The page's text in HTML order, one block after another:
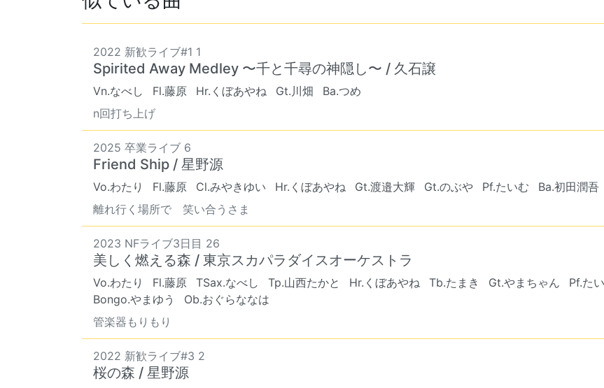
2022 新歓ライブ#1 1
Spirited Away Medley 〜千と千尋の神隠し〜 / 久石譲
Vn.なべし Fl.藤原 Hr.くぼあやね Gt.川畑
Ba.つめ
n回打ち上げ
2025 卒業ライブ 6
Friend Ship / 星野源
Vo.わたり Fl.藤原 Cl.みやきゆい Hr.くぼあやね Gt.渡邉大輝 Gt.のぶや Pf.たいむ Ba.初田潤吾
離れ行く場所で 笑い合うさま
2023 NFライブ3日目 26
美しく燃える森 / 東京スカパラダイスオーケストラ
Vo.わたり Fl.藤原 TSax.なべし Tp.山西たかと Hr.くぼあやね Tb.たまき Gt.やまちゃん Pf.た
Bongo.やまゆう
Ob.おぐらななは
管楽器もりもり
2022 新歓ライブ#3 2
桜の森 / 星野源